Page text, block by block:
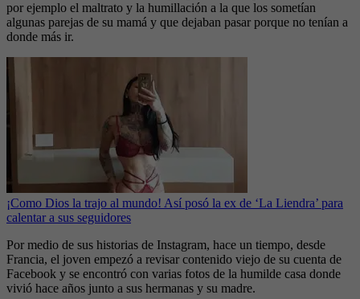
por ejemplo el maltrato y la humillación a la que los sometían
algunas parejas de su mamá y que dejaban pasar porque no tenían a
donde más ir.
¡Como Dios la trajo al mundo! Así posó la ex de ‘La Liendra’ para
calentar a sus seguidores
Por medio de sus historias de Instagram, hace un tiempo, desde
Francia, el joven empezó a revisar contenido viejo de su cuenta de
Facebook y se encontró con varias fotos de la humilde casa donde
vivió hace años junto a sus hermanas y su madre.